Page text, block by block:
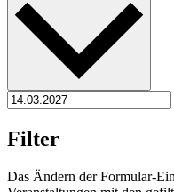
Filter
Das Ändern der Formular-